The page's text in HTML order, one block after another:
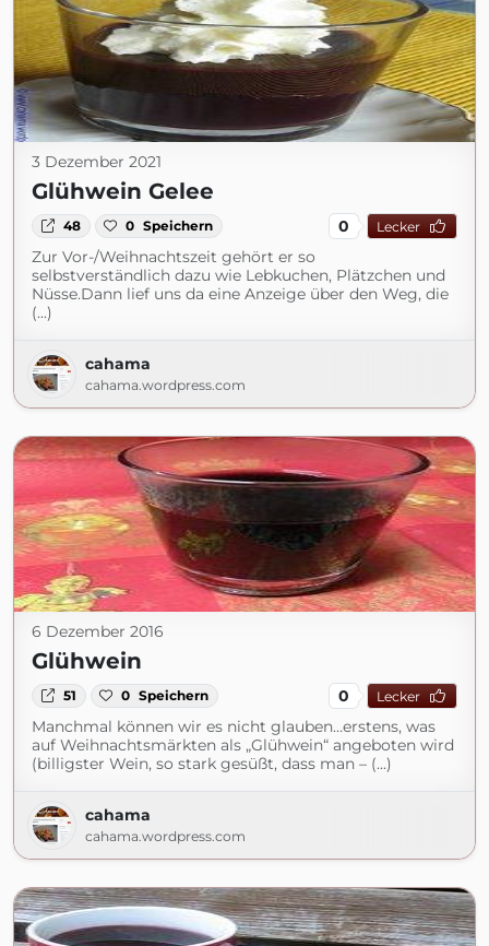
3 Dezember 2021
Glühwein Gelee
48 0 Speichern 0 Lecker
Zur Vor-/Weihnachtszeit gehört er so
selbstverständlich dazu wie Lebkuchen, Plätzchen und
Nüsse.Dann lief uns da eine Anzeige über den Weg, die
(...)
cahama
cahama.wordpress.com
6 Dezember 2016
Glühwein
51 0 Speichern 0 Lecker
Manchmal können wir es nicht glauben…erstens, was
auf Weihnachtsmärkten als „Glühwein“ angeboten wird
(billigster Wein, so stark gesüßt, dass man – (...)
cahama
cahama.wordpress.com